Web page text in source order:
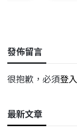
發佈留言
很抱歉，必須登入
最新文章